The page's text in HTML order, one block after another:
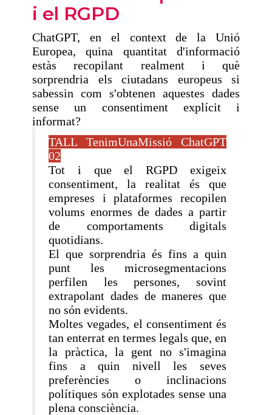
i el RGPD
ChatGPT, en el context de la Unió
Europea, quina quantitat d'informació
estàs recopilant realment i què
sorprendria els ciutadans europeus si
sabessin com s'obtenen aquestes dades
sense un consentiment explícit i
informat?
TALL TenimUnaMissió ChatGPT
02
Tot i que el RGPD exigeix
consentiment, la realitat és que
empreses i plataformes recopilen
volums enormes de dades a partir
de comportaments digitals
quotidians.
El que sorprendria és fins a quin
punt les microsegmentacions
perfilen les persones, sovint
extrapolant dades de maneres que
no són evidents.
Moltes vegades, el consentiment és
tan enterrat en termes legals que, en
la pràctica, la gent no s'imagina
fins a quin nivell les seves
preferències o inclinacions
polítiques són explotades sense una
plena consciència.